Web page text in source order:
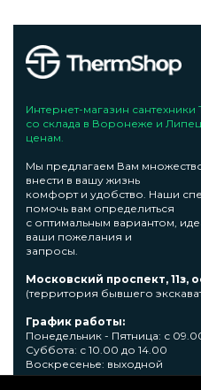
Интернет-магазин
со склада в Воронеже и
ценам.
Мы предлагаем Вам
внести в вашу жизнь
комфорт и удобство. Наши
помочь вам определиться
с оптимальным вариантом,
ваши пожелания и
запросы.
Московский проспект, 11з,
(территория бывшего
График работы:
Понедельник - Пятница: с
Суббота: с 10.00 до 14.00
Воскресенье: выходной